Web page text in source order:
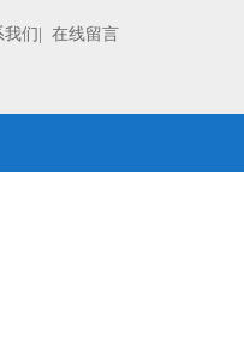
我们 | 在线留言